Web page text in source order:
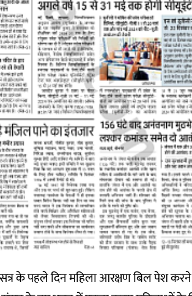
के पहले दिन महिला आरक्षण बिल पेश